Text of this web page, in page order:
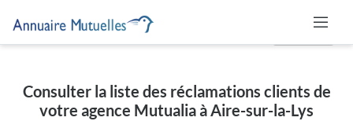
Consulter la liste des réclamations clients de
votre agence Mutualia à Aire-sur-la-Lys